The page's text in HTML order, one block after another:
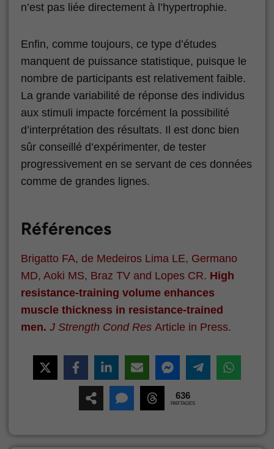
n’est pas liée directement à l’hypertrophie.
Enfin, comme toujours, ce type d’études
manquent de puissance statistique, puisque le
nombre de participants est relativement faible.
La grande variabilité de réponse des individus
aux stimuli impacte forcément la possibilité
d’interprétation des résultats. Il est donc bien
sûr conseillé d’expérimenter, de tester
progressivement en se servant de ces données
comme de grandes lignes.
Références
Brigatto FA, de Medeiros Lima LE, Germano
MD, Aoki MS, Braz TV and Lopes CR. High
resistance-training volume enhances
muscle thickness in resistance-trained
men. J Strength Cond Res Article in Press.
636
PARTAGES